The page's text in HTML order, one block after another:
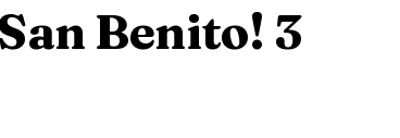
Benito! 3